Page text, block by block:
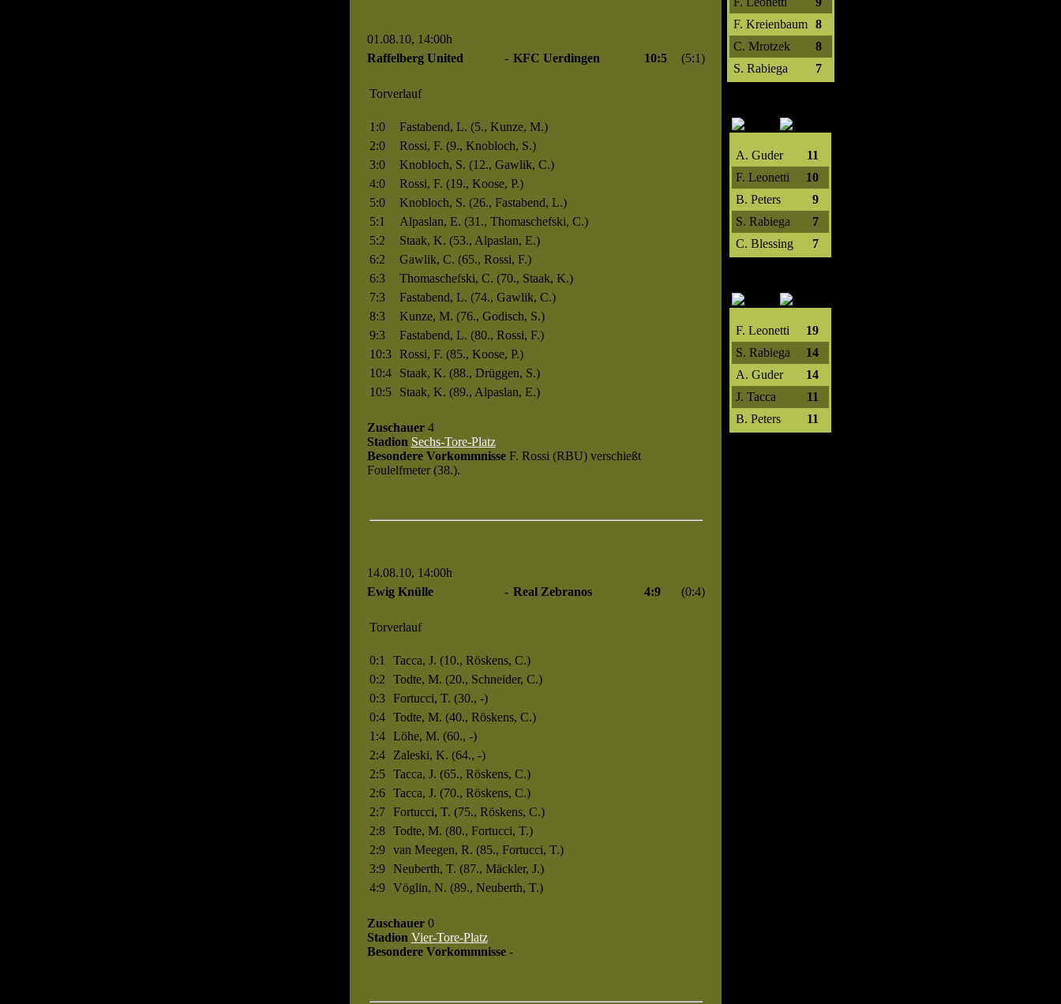
01.08.10, 14:00h
Raffelberg United
- KFC Uerdingen 10:5 (5:1)
Torverlauf
1:0
Fastabend, L. (5., Kunze, M.)
2:0
Rossi, F. (9., Knobloch, S.)
3:0
Knobloch, S. (12., Gawlik, C.)
4:0
Rossi, F. (19., Koose, P.)
5:0
Knobloch, S. (26., Fastabend, L.)
5:1
Alpaslan, E. (31., Thomaschefski, C.)
5:2
Staak, K. (53., Alpaslan, E.)
6:2
Gawlik, C. (65., Rossi, F.)
6:3
Thomaschefski, C. (70., Staak, K.)
7:3
Fastabend, L. (74., Gawlik, C.)
8:3
Kunze, M. (76., Godisch, S.)
9:3
Fastabend, L. (80., Rossi, F.)
10:3
Rossi, F. (85., Koose, P.)
10:4
Staak, K. (88., Drüggen, S.)
10:5
Staak, K. (89., Alpaslan, E.)
Zuschauer4
Stadion Sechs-Tore-Platz
Besondere VorkommnisseF. Rossi (RBU) verschießt
Foulelfmeter (38.).
14.08.10, 14:00h
Ewig Knülle
- Real Zebranos 4:9 (0:4)
Torverlauf
0:1
Tacca, J. (10., Röskens, C.)
0:2
Todte, M. (20., Schneider, C.)
0:3
Fortucci, T. (30., -)
0:4
Todte, M. (40., Röskens, C.)
1:4
Löhe, M. (60., -)
2:4
Zaleski, K. (64., -)
2:5
Tacca, J. (65., Röskens, C.)
2:6
Tacca, J. (70., Röskens, C.)
2:7
Fortucci, T. (75., Röskens, C.)
2:8
Todte, M. (80., Fortucci, T.)
2:9
van Meegen, R. (85., Fortucci, T.)
3:9
Neuberth, T. (87., Mäckler, J.)
4:9
Vöglin, N. (89., Neuberth, T.)
Zuschauer0
Stadion Vier-Tore-Platz
Besondere Vorkommnisse-
F. Kreienbaum
8
C. Mrotzek
8
S. Rabiega
7
A. Guder
11
F. Leonetti
10
B. Peters
9
S. Rabiega
7
C. Blessing
7
F. Leonetti
19
S. Rabiega
14
A. Guder
14
J. Tacca
11
B. Peters
11